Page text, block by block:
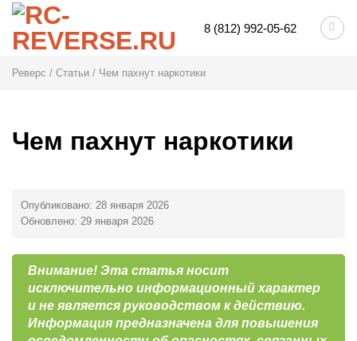
Skip
content
8 (812) 992-05-62
Реверс / Статьи / Чем пахнут наркотики
Чем пахнут наркотики
Опубликовано: 28 января 2026
Обновлено: 29 января 2026
Внимание! Эта статья носит
исключительно информационный характер
и не является руководством к действию.
Информация предназначена для повышения